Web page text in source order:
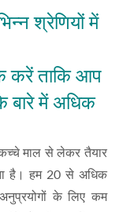
श्रेणियों में
करें ताकि आप
बारे में अधिक
माल से लेकर तैयार
है। हम 20 से अधिक
के लिए कम